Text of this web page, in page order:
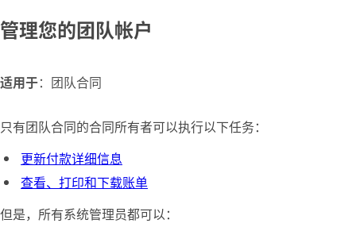
管理您的团队帐户
适用于：团队合同
只有团队合同的合同所有者可以执行以下任务：
更新付款详细信息
查看、打印和下载账单
但是，所有系统管理员都可以：